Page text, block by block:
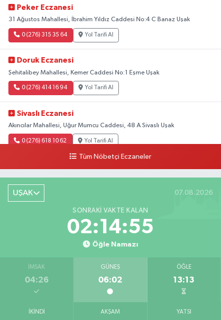
Peker Eczanesi
31 Ağustos Mahallesi, İbrahim Yıldız Caddesi No:4 C Banaz Uşak
0 (276) 315 35 64 Yol Tarifi Al
Doruk Eczanesi
Şehitalibey Mahallesi, Kemer Caddesi No:1 Eşme Uşak
0 (276) 414 16 94 Yol Tarifi Al
Sivaslı Eczanesi
Akıncılar Mahallesi, Uğur Mumcu Caddesi, 48 A Sivaslı Uşak
0 (276) 618 10 62 Yol Tarifi Al
Camikebir Mahallesi, Hürriyet Caddesi No:51 A Ulubey Uşak
0 (276) 716 14 02
Barış Eczanesi
Konak Mahallesi, İnönü Caddesi, No:2 Karahallı Uşak
Yol Tarifi Al
Atatürk Mahallesi, 2. Saçma Sokak No:5 Merkez Uşak
Tüm Nöbetçi Eczaneler
UŞAK 07.08.2026
SONRAKI VAKTE KALAN
02:14:54
Öğle Namazı
İMSAK
04:26
GÜNEŞ
06:02
ÖĞLE
13:13
İKINDI AKŞAM YATSI